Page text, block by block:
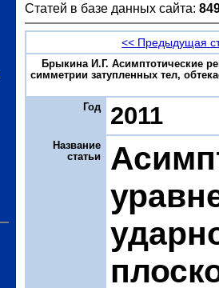
Статей в базе данных сайта:
<< Предыдущая
Брыкина И.Г. Асимптотические
симметрии затупленных тел,
Год 2011
Название
статьи